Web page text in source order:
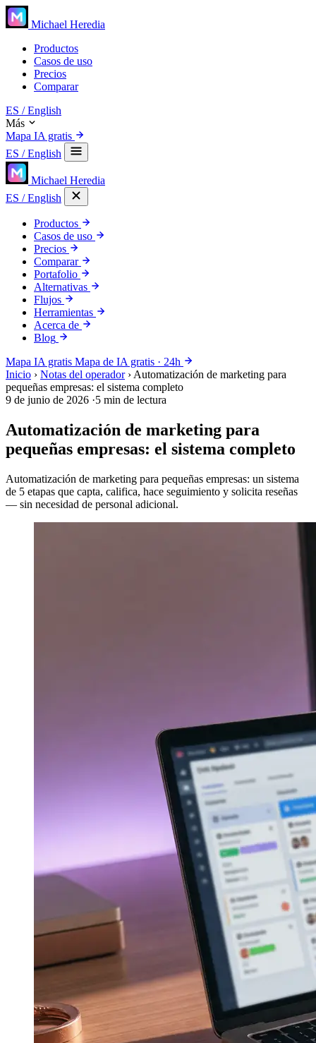
Michael Heredia
Productos
Casos de uso
Precios
Comparar
ES / English
Más
Mapa IA gratis
ES / English
Michael Heredia
ES / English
Productos
Casos de uso
Precios
Comparar
Portafolio
Alternativas
Flujos
Herramientas
Acerca de
Blog
Mapa IA gratis Mapa de IA gratis · 24h
Inicio › Notas del operador › Automatización de marketing para
pequeñas empresas: el sistema completo
9 de junio de 2026 ·5 min de lectura
Automatización de marketing para
pequeñas empresas: el sistema completo
Automatización de marketing para pequeñas empresas: un sistema
de 5 etapas que capta, califica, hace seguimiento y solicita reseñas
— sin necesidad de personal adicional.